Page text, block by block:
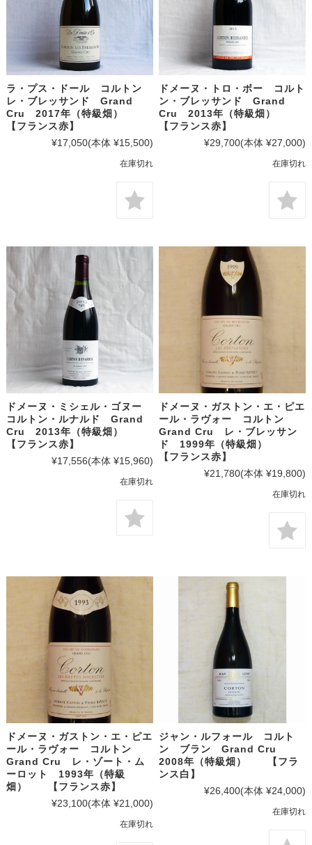
ラ・プス・ドール コルトン
レ・ブレッサンド Grand
Cru 2017年（特級畑）
【フランス赤】
¥17,050(本体 ¥15,500)
在庫切れ
ドメーヌ・トロ・ボー コルト
ン・ブレッサンド Grand
Cru 2013年（特級畑）
【フランス赤】
¥29,700(本体 ¥27,000)
在庫切れ
ドメーヌ・ミシェル・ゴヌー
コルトン・ルナルド Grand
Cru 2013年（特級畑）
【フランス赤】
¥17,556(本体 ¥15,960)
在庫切れ
ドメーヌ・ガストン・エ・ピエ
ール・ラヴォー コルトン
Grand Cru レ・ブレッサン
ド 1999年（特級畑）
【フランス赤】
¥21,780(本体 ¥19,800)
在庫切れ
ドメーヌ・ガストン・エ・ピエ
ール・ラヴォー コルトン
Grand Cru レ・ゾート・ム
ーロット 1993年（特級
畑） 【フランス赤】
¥23,100(本体 ¥21,000)
在庫切れ
ジャン・ルフォール コルト
ン ブラン Grand Cru
2008年（特級畑） 【フラ
ンス白】
¥26,400(本体 ¥24,000)
在庫切れ